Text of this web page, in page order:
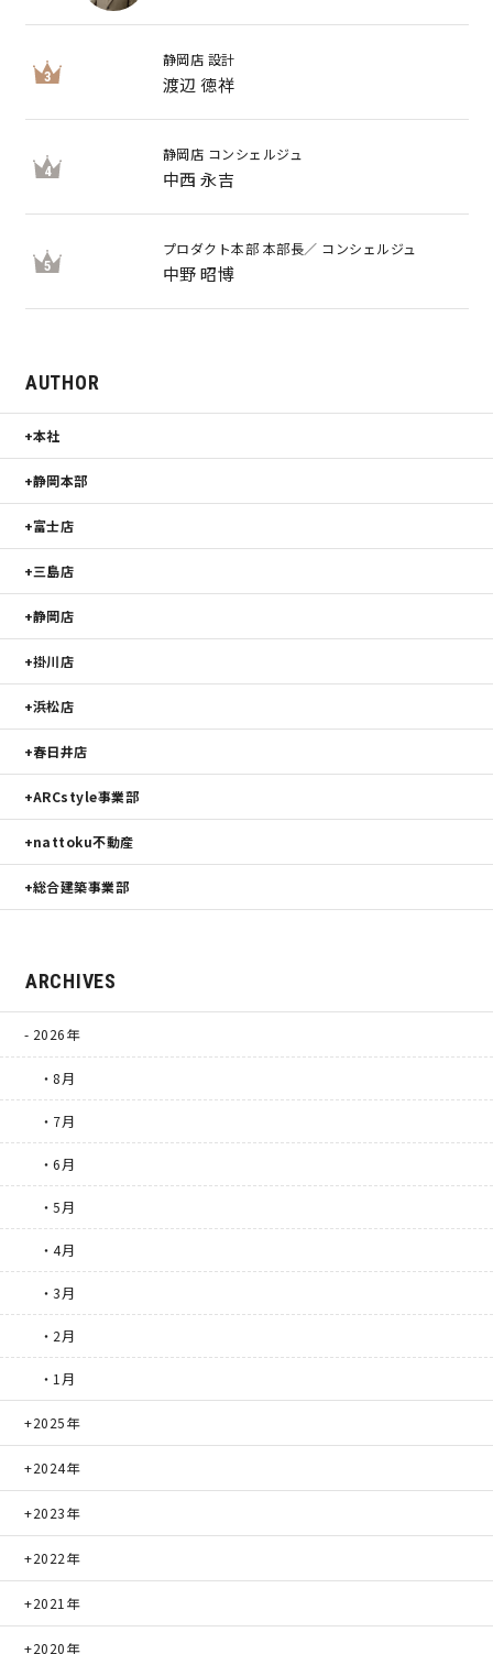
3
静岡店 設計
渡辺 徳祥
4
静岡店 コンシェルジュ
中西 永吉
5
プロダクト本部 本部長／ コンシェルジュ
中野 昭博
AUTHOR
本社
静岡本部
富士店
三島店
静岡店
掛川店
浜松店
春日井店
ARCstyle事業部
nattoku不動産
総合建築事業部
ARCHIVES
2026年
・8月
・7月
・6月
・5月
・4月
・3月
・2月
・1月
2025年
2024年
2023年
2022年
2021年
2020年